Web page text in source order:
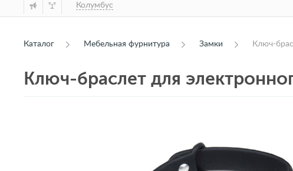
Колумбус
Каталог Мебельная фурнитура Замки Ключ-
Ключ-браслет для